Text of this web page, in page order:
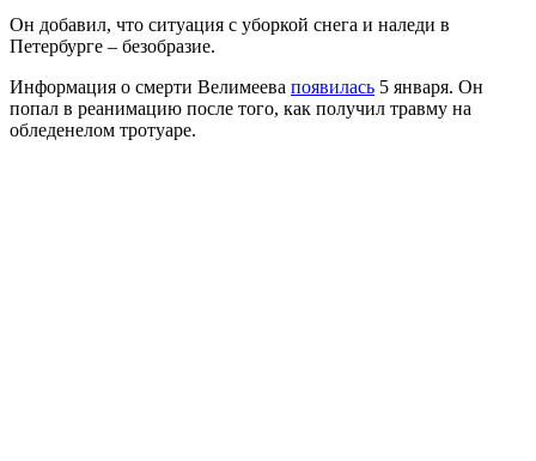
Он добавил, что ситуация с уборкой снега и наледи в
Петербурге – безобразие.
Информация о смерти Велимеева появилась 5 января. Он
попал в реанимацию после того, как получил травму на
обледенелом тротуаре.